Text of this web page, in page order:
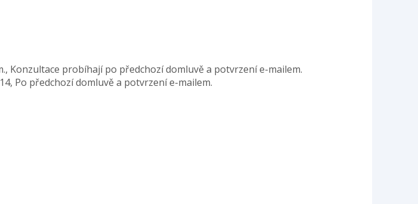
Konzultace probíhají po předchozí domluvě a potvrzení e-mailem.
Po předchozí domluvě a potvrzení e-mailem.